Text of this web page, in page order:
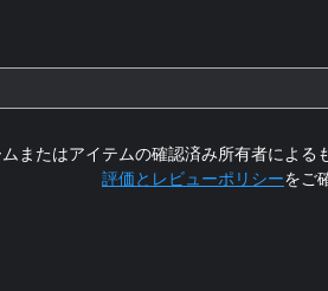
またはアイテムの確認済み所有者による
評価とレビューポリシーをご